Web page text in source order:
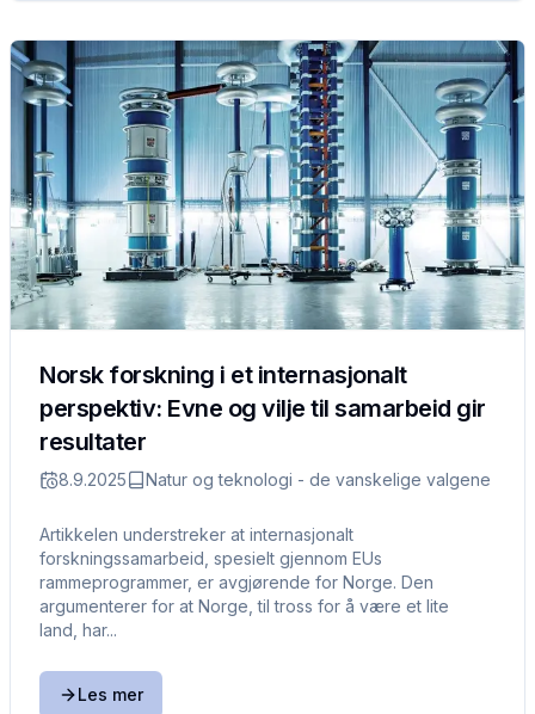
Norsk forskning i et internasjonalt
perspektiv: Evne og vilje til samarbeid gir
resultater
8.9.2025 Natur og teknologi - de vanskelige valgene
Artikkelen understreker at internasjonalt
forskningssamarbeid, spesielt gjennom EUs
rammeprogrammer, er avgjørende for Norge. Den
argumenterer for at Norge, til tross for å være et lite
land, har...
Les mer